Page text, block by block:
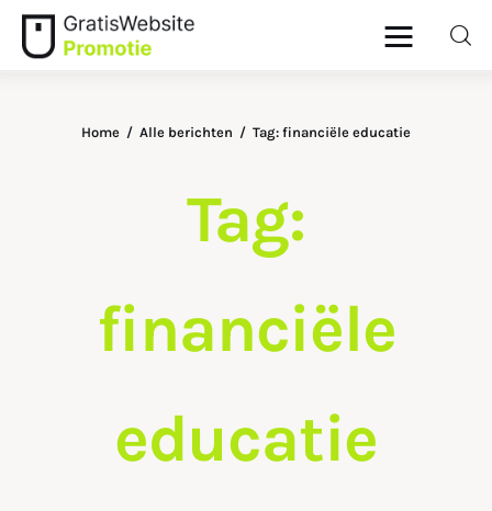
Tag:
financiële
educatie
Home Alle berichten Tag: financiële educatie
Gezondheid
Ouders